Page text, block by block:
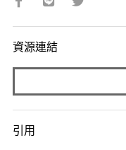
資源連結
引用